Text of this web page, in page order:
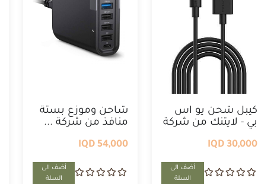
كيبل شحن يو اس
بي - لايتنك من شركة
30,000 IQD
أضف الى
السلة
شاحن وموزع بستة
منافذ من شركة ...
54,000 IQD
أضف الى
السلة